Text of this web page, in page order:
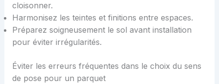
cloisonner.
Harmonisez les teintes et finitions entre espaces.
Préparez soigneusement le sol avant installation
pour éviter irrégularités.
Éviter les erreurs fréquentes dans le choix du sens
de pose pour un parquet